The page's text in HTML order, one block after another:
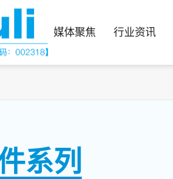
媒体聚焦 行业资讯
系列